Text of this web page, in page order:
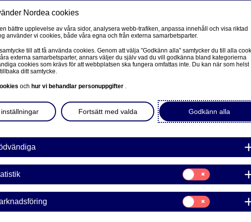
LOGGA
Logga
FÖRETAG
Corporate Netbank
Nordea Corporate
Våra sidor – kundinformation
Företagets Dokument/Signera digitalt
GiroLink
Nordea Bokföring
Ditt liv Våra tjänster
det första gången du
ta ställning till
du koll på hur det
Nordea cookies
bättre upplevelse av våra sidor, analysera webb-trafiken, anpassa innehåll och visa riktad
använder vi cookies, både våra egna och från externa samarbetsparter.
till att få använda cookies. Genom att välja ”Godkänn alla” samtycker du till alla
externa samarbetsparter, annars väljer du själv vad du vill godkänna bland kategorierna
cookies som krävs för att webbplatsen ska fungera omfattas inte. Du kan när som helst
ditt samtycke.
och hur vi behandlar personuppgifter .
Godkänn alla
Fortsätt med valda
Samtycke
för:
Statistik
Samtycke
för:
Marknadsföring